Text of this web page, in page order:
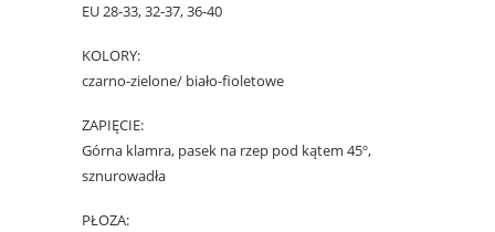
EU 28-33, 32-37, 36-40
KOLORY:
czarno-zielone/ biało-fioletowe
ZAPIĘCIE:
Górna klamra, pasek na rzep pod kątem 45º,
sznurowadła
PŁOZA: